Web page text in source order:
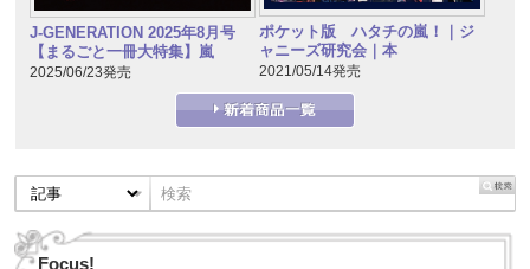
J-GENERATION 2025年8月号
【まるごと一冊大特集】嵐
2025/06/23発売
ポケット版 ハタチの嵐！｜ジ
ャニーズ研究会｜本
2021/05/14発売
Focus!